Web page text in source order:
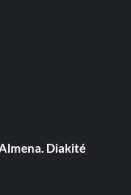
Diakité